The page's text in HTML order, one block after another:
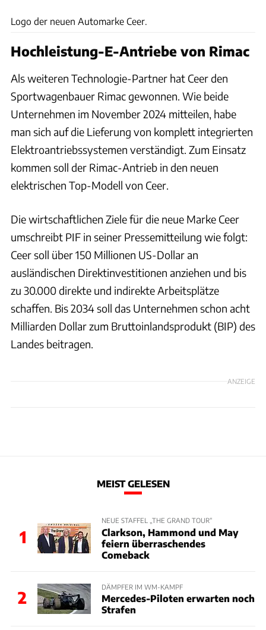
Logo der neuen Automarke Ceer.
Hochleistung-E-Antriebe von Rimac
Als weiteren Technologie-Partner hat Ceer den
Sportwagenbauer Rimac gewonnen. Wie beide
Unternehmen im November 2024 mitteilen, habe
man sich auf die Lieferung von komplett integrierten
Elektroantriebssystemen verständigt. Zum Einsatz
kommen soll der Rimac-Antrieb in den neuen
elektrischen Top-Modell von Ceer.
Die wirtschaftlichen Ziele für die neue Marke Ceer
umschreibt PIF in seiner Pressemitteilung wie folgt:
Ceer soll über 150 Millionen US-Dollar an
ausländischen Direktinvestitionen anziehen und bis
zu 30.000 direkte und indirekte Arbeitsplätze
schaffen. Bis 2034 soll das Unternehmen schon acht
Milliarden Dollar zum Bruttoinlandsprodukt (BIP) des
Landes beitragen.
ANZEIGE
MEIST GELESEN
1
NEUE STAFFEL „THE GRAND TOUR“
Clarkson, Hammond und May
feiern überraschendes
Comeback
2
DÄMPFER IM WM-KAMPF
Mercedes-Piloten erwarten noch
Strafen